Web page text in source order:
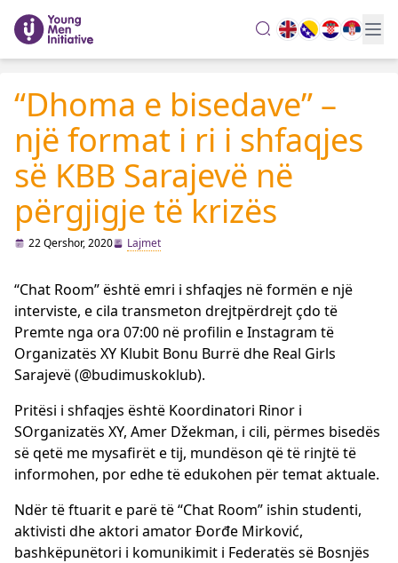
search
“Dhoma e bisedave” –
një format i ri i shfaqjes
së KBB Sarajevë në
përgjigje të krizës
22 Qershor, 2020 Lajmet
“Chat Room” është emri i shfaqjes në formën e një
interviste, e cila transmeton drejtpërdrejt çdo të
Premte nga ora 07:00 në profilin e Instagram të
Organizatës XY Klubit Bonu Burrë dhe Real Girls
Sarajevë (@budimuskoklub).
Pritësi i shfaqjes është Koordinatori Rinor i
SOrganizatës XY, Amer Džekman, i cili, përmes bisedës
së qetë me mysafirët e tij, mundëson që të rinjtë të
informohen, por edhe të edukohen për temat aktuale.
Ndër të ftuarit e parë të “Chat Room” ishin studenti,
aktivisti dhe aktori amator Đorđe Mirković,
bashkëpunëtori i komunikimit i Federatës së Bosnjës